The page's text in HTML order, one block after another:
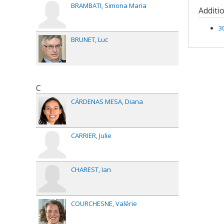
Co-
BRAMBATI Simona Maria
BRUNET Luc
C
CÁRDENAS MESA Diana
CARRIER Julie
CHAREST Ian
COURCHESNE Valérie